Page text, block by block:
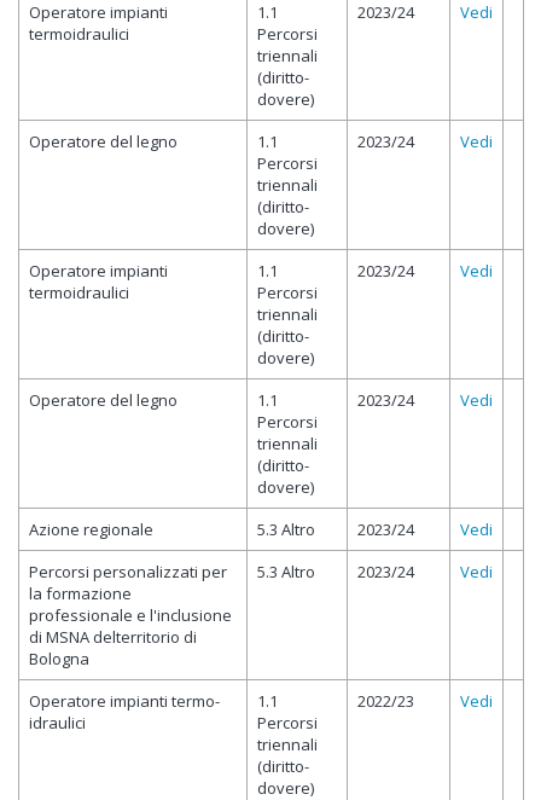
Operatore impianti
termoidraulici
1.1
Percorsi
triennali
(diritto-
dovere)
2023/24 Vedi
Operatore del legno
1.1
Percorsi
triennali
(diritto-
dovere)
2023/24 Vedi
Operatore impianti
termoidraulici
1.1
Percorsi
triennali
(diritto-
dovere)
2023/24 Vedi
Operatore del legno
1.1
Percorsi
triennali
(diritto-
dovere)
2023/24 Vedi
Azione regionale 5.3 Altro 2023/24
Vedi
Percorsi personalizzati per
la formazione
professionale e l'inclusione
di MSNA delterritorio di
Bologna
5.3 Altro 2023/24 Vedi
Operatore impianti termo-
idraulici
1.1
Percorsi
triennali
(diritto-
dovere)
2022/23 Vedi